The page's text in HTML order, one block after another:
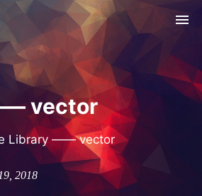
vector
Library —— vector
2018